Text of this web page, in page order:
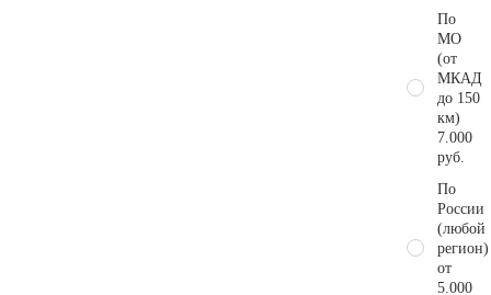
По
МО
(от
МКАД
до 150
км)
7.000
руб.
По
России
(любой
регион)
от
5.000